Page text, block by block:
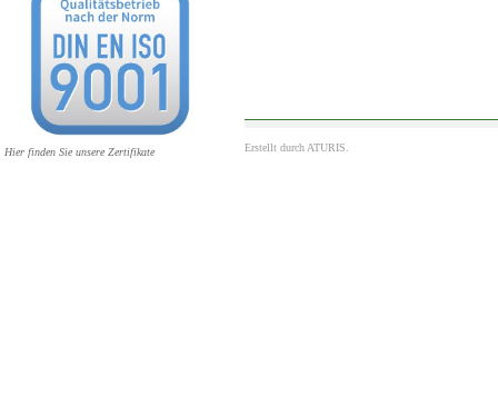
Hier finden Sie unsere Zertifikate Erstellt durch ATURIS.